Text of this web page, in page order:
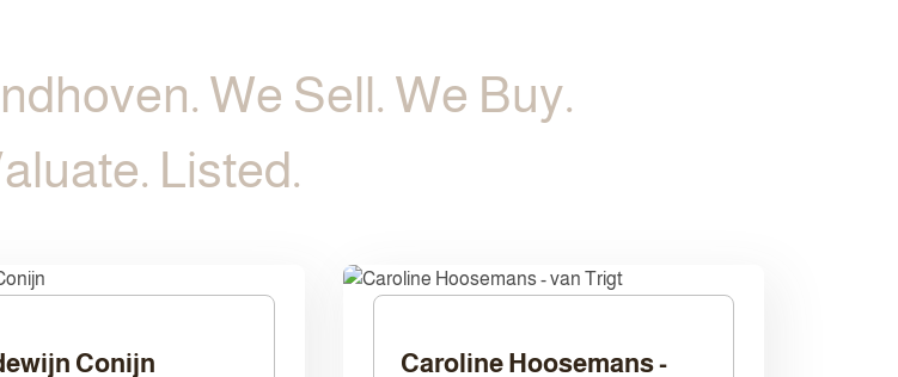
We Sell. We Buy.
Listed.
Conijn
Caroline Hoosemans -